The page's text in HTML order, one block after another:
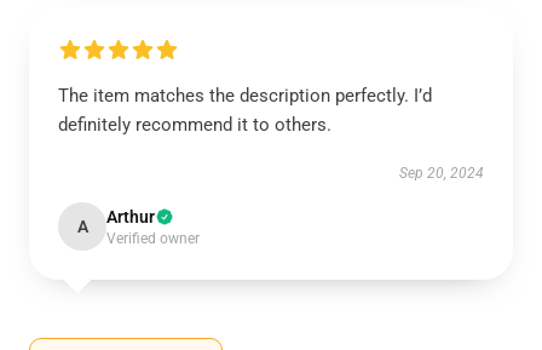
The item matches the description perfectly. I’d
definitely recommend it to others.
Sep 20, 2024
A Arthur
Verified owner